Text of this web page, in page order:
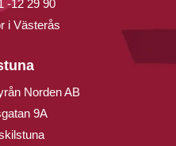
-12 29 90
i Västerås
Norden AB
9A